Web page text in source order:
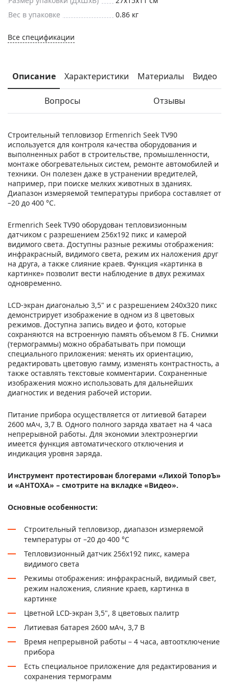
Вес в упаковке
0.86 кг
Все спецификации
Описание Характеристики Материалы Видео
Вопросы Отзывы
Строительный тепловизор Ermenrich Seek TV90
используется для контроля качества оборудования и
выполненных работ в строительстве, промышленности,
монтаже обогревательных систем, ремонте автомобилей и
техники. Он полезен даже в устранении вредителей,
например, при поиске мелких животных в зданиях.
Диапазон измеряемой температуры прибора составляет от
–20 до 400 °С.
Ermenrich Seek TV90 оборудован тепловизионным
датчиком с разрешением 256x192 пикс и камерой
видимого света. Доступны разные режимы отображения:
инфракрасный, видимого света, режим их наложения друг
на друга, а также слияние краев. Функция «картинка в
картинке» позволит вести наблюдение в двух режимах
одновременно.
LCD-экран диагональю 3,5" и с разрешением 240х320 пикс
демонстрирует изображение в одном из 8 цветовых
режимов. Доступна запись видео и фото, которые
сохраняются на встроенную память объемом 8 ГБ. Снимки
(термограммы) можно обрабатывать при помощи
специального приложения: менять их ориентацию,
редактировать цветовую гамму, изменять контрастность, а
также оставлять текстовые комментарии. Сохраненные
изображения можно использовать для дальнейших
диагностик и ведения рабочей истории.
Питание прибора осуществляется от литиевой батареи
2600 мАч, 3,7 В. Одного полного заряда хватает на 4 часа
непрерывной работы. Для экономии электроэнергии
имеется функция автоматического отключения и
индикация уровня заряда.
Инструмент протестирован блогерами «Лихой ТопорЪ»
и «АНТОХА» – смотрите на вкладке «Видео».
Основные особенности:
Строительный тепловизор, диапазон измеряемой
температуры от –20 до 400 °С
Тепловизионный датчик 256x192 пикс, камера
видимого света
Режимы отображения: инфракрасный, видимый свет,
режим наложения, слияние краев, картинка в
картинке
Цветной LCD-экран 3,5", 8 цветовых палитр
Литиевая батарея 2600 мАч, 3,7 В
Время непрерывной работы – 4 часа, автоотключение
прибора
Есть специальное приложение для редактирования и
сохранения термограмм